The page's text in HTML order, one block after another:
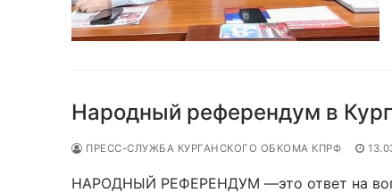
Народный референдум в
ПРЕСС-СЛУЖБА КУРГАНСКОГО ОБКОМА КПРФ
НАРОДНЫЙ РЕФЕРЕНДУМ —это ответ на